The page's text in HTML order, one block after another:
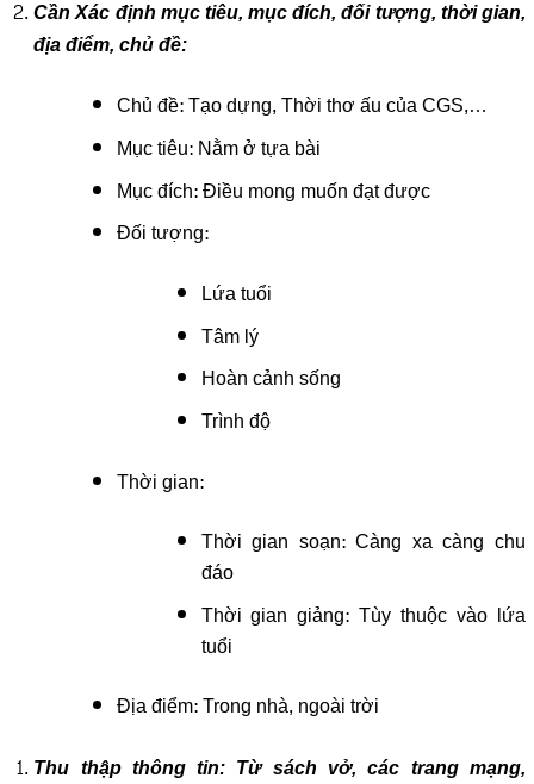
Cần Xác định mục tiêu, mục đích, đối tượng, thời gian,
địa điểm, chủ đề:
Chủ đề: Tạo dựng, Thời thơ ấu của CGS,…
Mục tiêu: Nằm ở tựa bài
Mục đích: Điều mong muốn đạt được
Đối tượng:
Lứa tuổi
Tâm lý
Hoàn cảnh sống
Trình độ
Thời gian:
Thời gian soạn: Càng xa càng chu
đáo
Thời gian giảng: Tùy thuộc vào lứa
tuổi
Địa điểm: Trong nhà, ngoài trời
Thu thập thông tin: Từ sách vở, các trang mạng,